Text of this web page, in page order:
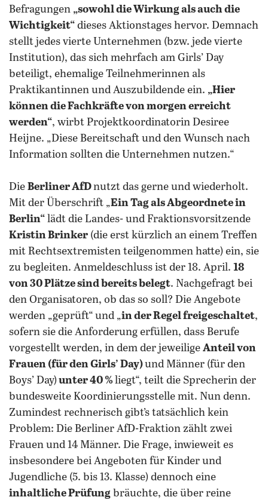
Befragungen „sowohl die Wirkung als auch die
Wichtigkeit“ dieses Aktionstages hervor. Demnach
stellt jedes vierte Unternehmen (bzw. jede vierte
Institution), das sich mehrfach am Girls’ Day
beteiligt, ehemalige Teilnehmerinnen als
Praktikantinnen und Auszubildende ein. „Hier
können die Fachkräfte von morgen erreicht
werden“, wirbt Projektkoordinatorin Desiree
Heijne. „Diese Bereitschaft und den Wunsch nach
Information sollten die Unternehmen nutzen.“
Die Berliner AfDnutzt das gerne und wiederholt.
Mit der Überschrift „Ein Tag als Abgeordnete in
Berlin“ lädt die Landes- und Fraktionsvorsitzende
Kristin Brinker (die erst kürzlich an einem Treffen
mit Rechtsextremisten teilgenommen hatte) ein, sie
zu begleiten. Anmeldeschluss ist der 18. April. 18
von 30 Plätze sind bereits belegt. Nachgefragt bei
den Organisatoren, ob das so soll? Die Angebote
werden „geprüft“ und „in der Regel freigeschaltet,
sofern sie die Anforderung erfüllen, dass Berufe
vorgestellt werden, in dem der jeweilige Anteil von
Frauen (für den Girls’ Day)und Männer (für den
Boys’ Day)unter 40 % liegt“, teilt die Sprecherin der
bundesweite Koordinierungsstelle mit. Nun denn.
Zumindest rechnerisch gibt’s tatsächlich kein
Problem: Die Berliner AfD-Fraktion zählt zwei
Frauen und 14 Männer. Die Frage, inwieweit es
insbesondere bei Angeboten für Kinder und
Jugendliche (5. bis 13. Klasse) dennoch eine
inhaltliche Prüfung bräuchte, die über reine